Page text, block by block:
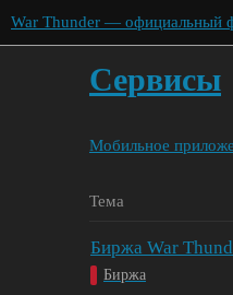
War Thunder — официальный
Сервисы
Мобильное
Тема
Биржа War
Биржа